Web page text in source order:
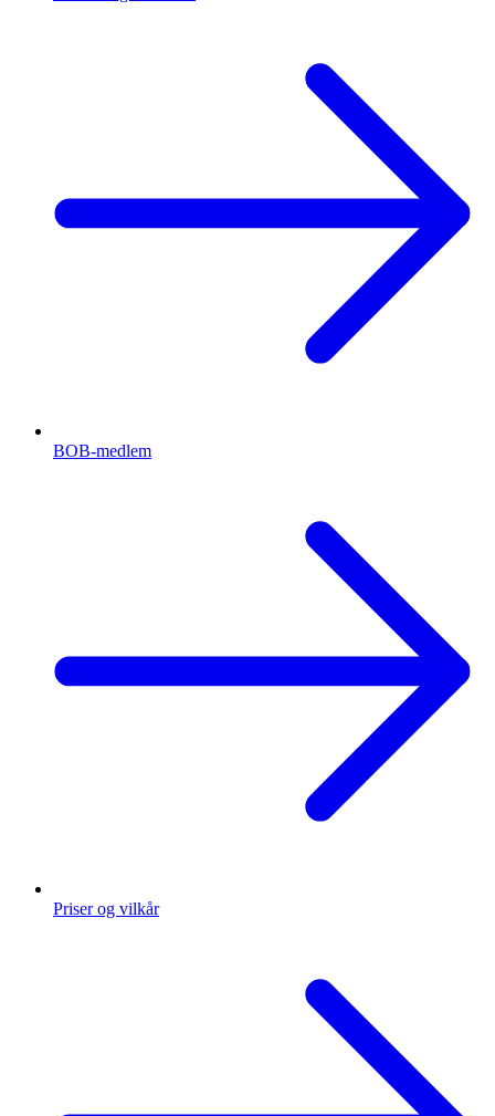
BOB-medlem
Priser og vilkår